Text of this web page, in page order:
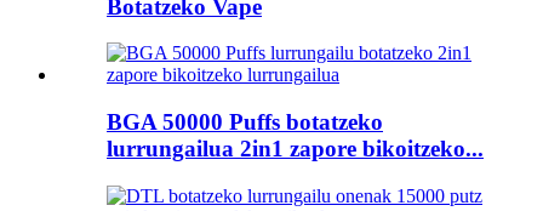
Botatzeko Vape
BGA 50000 Puffs botatzeko
lurrungailua 2in1 zapore bikoitzeko...